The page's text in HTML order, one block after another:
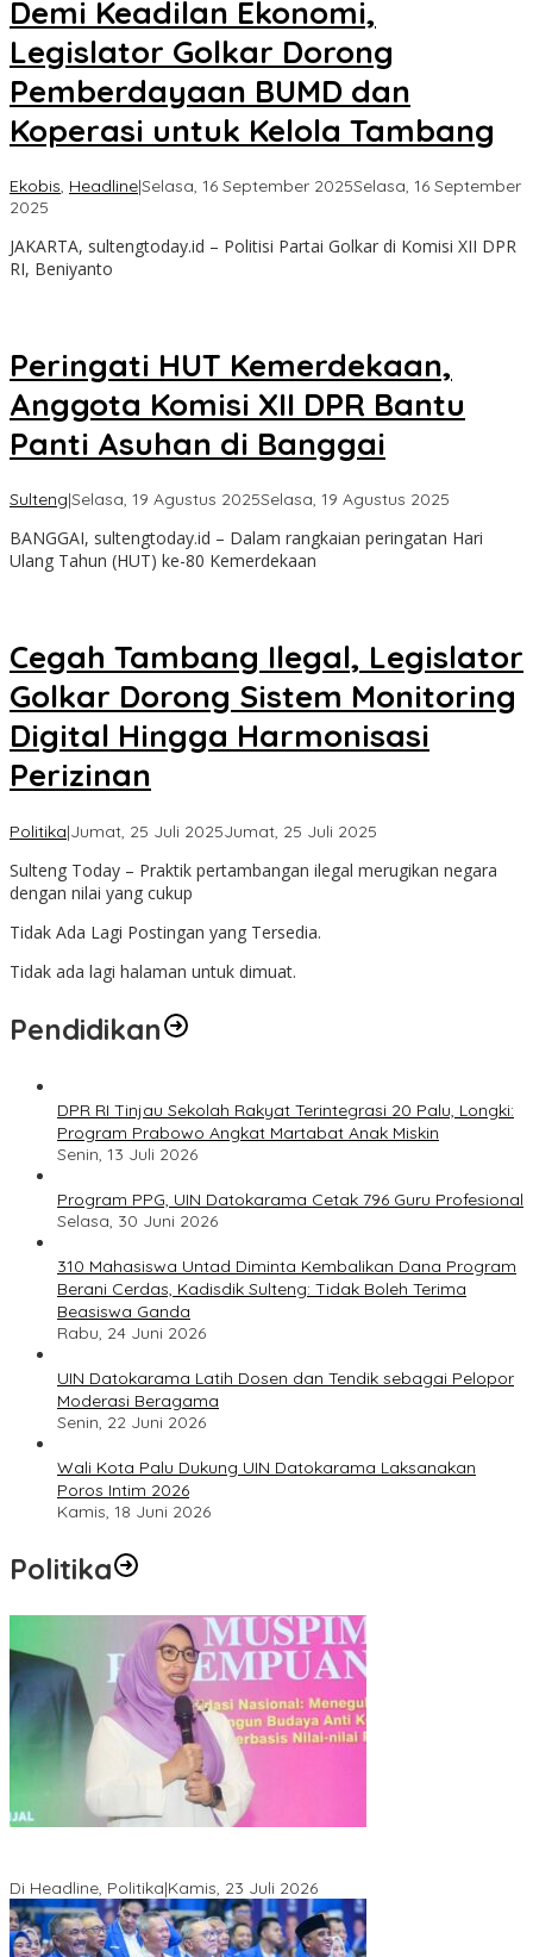
Demi Keadilan Ekonomi,
Legislator Golkar Dorong
Pemberdayaan BUMD dan
Koperasi untuk Kelola Tambang
Ekobis, Headline|Selasa, 16 September 2025Selasa, 16 September
2025
Today
JAKARTA, sultengtoday.id – Politisi Partai Golkar di Komisi XII DPR
RI, Beniyanto
Peringati HUT Kemerdekaan,
Anggota Komisi XII DPR Bantu
Panti Asuhan di Banggai
Sulteng|Selasa, 19 Agustus 2025Selasa, 19 Agustus 2025
Today
BANGGAI, sultengtoday.id – Dalam rangkaian peringatan Hari
Ulang Tahun (HUT) ke-80 Kemerdekaan
Cegah Tambang Ilegal, Legislator
Golkar Dorong Sistem Monitoring
Digital Hingga Harmonisasi
Perizinan
Politika|Jumat, 25 Juli 2025Jumat, 25 Juli 2025
Today
Sulteng Today – Praktik pertambangan ilegal merugikan negara
dengan nilai yang cukup
Tidak Ada Lagi Postingan yang Tersedia.
Tidak ada lagi halaman untuk dimuat.
Pendidikan
DPR RI Tinjau Sekolah Rakyat Terintegrasi 20 Palu, Longki:
Program Prabowo Angkat Martabat Anak Miskin
Senin, 13 Juli 2026
Program PPG, UIN Datokarama Cetak 796 Guru Profesional
Selasa, 30 Juni 2026
310 Mahasiswa Untad Diminta Kembalikan Dana Program
Berani Cerdas, Kadisdik Sulteng: Tidak Boleh Terima
Beasiswa Ganda
Rabu, 24 Juni 2026
UIN Datokarama Latih Dosen dan Tendik sebagai Pelopor
Moderasi Beragama
Senin, 22 Juni 2026
Wali Kota Palu Dukung UIN Datokarama Laksanakan
Poros Intim 2026
Kamis, 18 Juni 2026
Politika
Di Headline, Politika|Kamis, 23 Juli 2026